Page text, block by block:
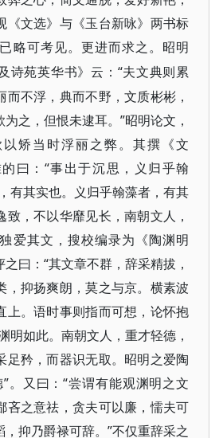
《文选》与《玉台新咏》两书标
略可考见。更进而求之。昭明
诗苑英华书》云： “夫文典则累
不浮，典而不野，文质彬彬，
之，但恨未逮耳。”昭明论文，
矫当时浮丽之弊。其撰《文
曰：“事出于沉思，义归乎翰
有其实也。义归乎翰藻者，有其
，不以华靡见长，南朝文人，
爱其文，搜校编录为《陶渊明
曰：“其文章不群，辞采精拔，
，抑扬爽朗，莫之与京。横素波
上。语时事则指而可想，论怀抱
明如此。南朝文人，重才轻德，
足矜，而器识无取。昭明之爱陶
。又曰：“尝谓有能观渊明之文
吝之意祛，贪夫可以廉，懦夫可
抑乃爵禄可辞。”不仅重辞采之